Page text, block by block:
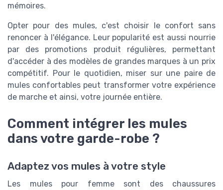
mémoires.
Opter pour des mules, c'est choisir le confort sans
renoncer à l'élégance. Leur popularité est aussi nourrie
par des promotions produit régulières, permettant
d'accéder à des modèles de grandes marques à un prix
compétitif. Pour le quotidien, miser sur une paire de
mules confortables peut transformer votre expérience
de marche et ainsi, votre journée entière.
Comment intégrer les mules
dans votre garde-robe ?
Adaptez vos mules à votre style
Les mules pour femme sont des chaussures